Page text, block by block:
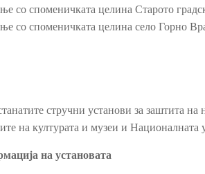
со споменичката целина Старото
со споменичката целина село Горно
стручни установи за заштита
на културата и музеи и
на установата